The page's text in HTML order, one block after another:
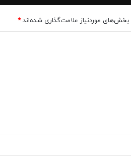
بخش‌های موردنیاز علامت‌گذاری شده‌اند*